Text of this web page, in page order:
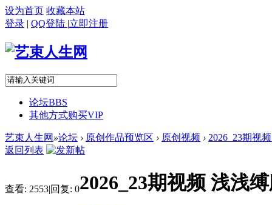
设为首页 收藏本站
登录 | QQ登陆 |立即注册
论坛BBS
其他方式购买VIP
艺束人生网 »论坛 › 原创作品预览区 › 原创视频 › 2026_23期视
返回列表
查看: 2553|回复: 02026_23期视频 浅浅